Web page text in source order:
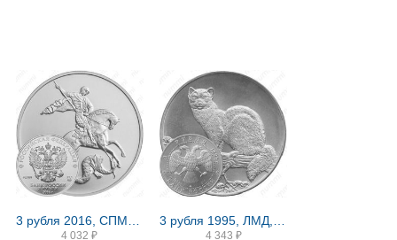
4 032 ₽ 4 343 ₽